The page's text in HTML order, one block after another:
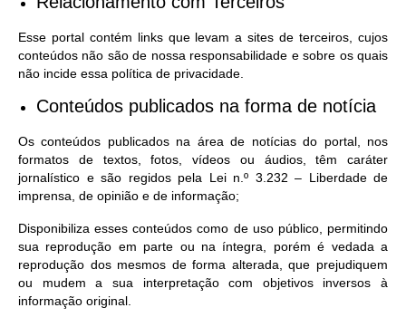
Esse portal contém links que levam a sites de terceiros, cujos
conteúdos não são de nossa responsabilidade e sobre os quais
não incide essa política de privacidade.
Conteúdos publicados na forma de notícia
Os conteúdos publicados na área de notícias do portal, nos
formatos de textos, fotos, vídeos ou áudios, têm caráter
jornalístico e são regidos pela Lei n.º 3.232 – Liberdade de
imprensa, de opinião e de informação;
Disponibiliza esses conteúdos como de uso público, permitindo
sua reprodução em parte ou na íntegra, porém é vedada a
reprodução dos mesmos de forma alterada, que prejudiquem
ou mudem a sua interpretação com objetivos inversos à
informação original.